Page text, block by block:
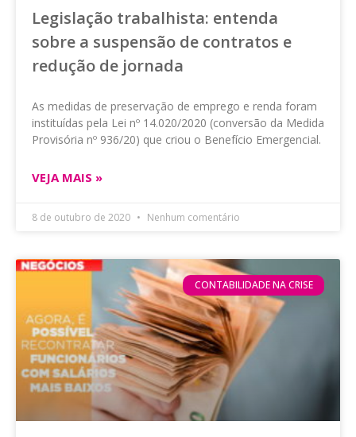
Legislação trabalhista: entenda
sobre a suspensão de contratos e
redução de jornada
As medidas de preservação de emprego e renda foram
instituídas pela Lei nº 14.020/2020 (conversão da Medida
Provisória nº 936/20) que criou o Benefício Emergencial.
VEJA MAIS »
8 de outubro de 2020 Nenhum comentário
CONTABILIDADE NA CRISE